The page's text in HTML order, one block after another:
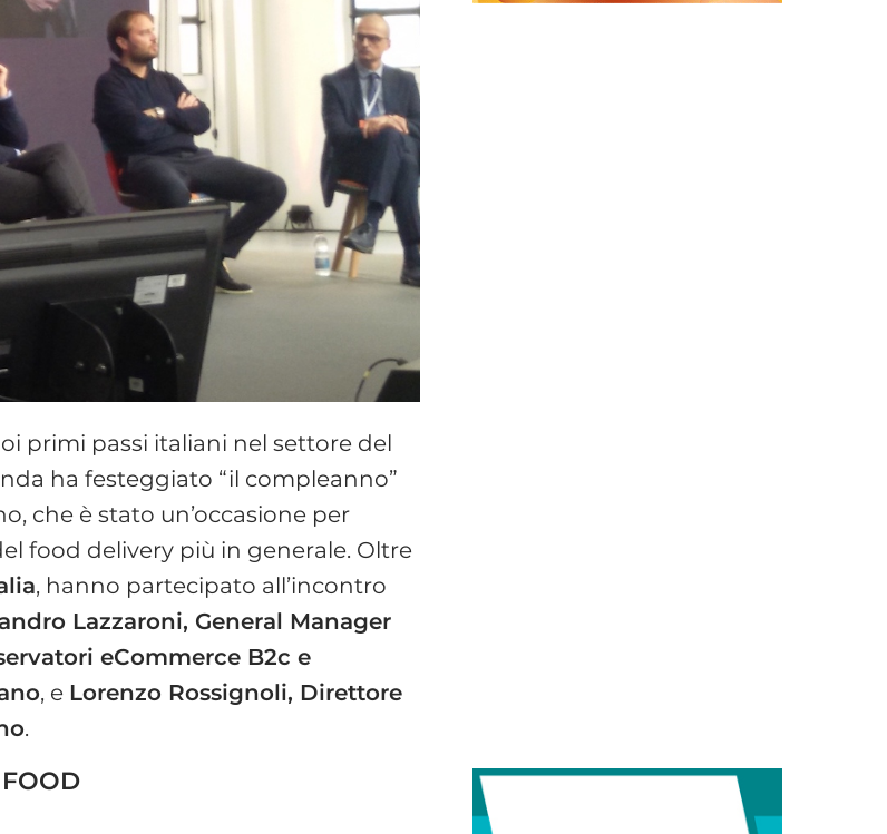
primi passi italiani nel settore del
ha festeggiato “il compleanno”
che è stato un’occasione per
food delivery più in generale. Oltre
, hanno partecipato all’incontro
Lazzaroni, General Manager
eCommerce B2c e
, e Lorenzo Rossignoli, Direttore
.